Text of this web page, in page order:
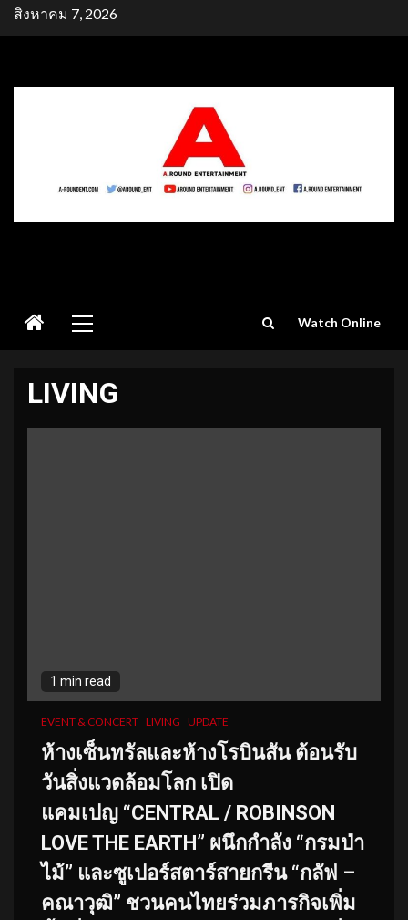
Skipสิงหาคม 7, 2026
Menu
Watch Online
LIVING
1 min read
EVENT & CONCERT LIVING UPDATE
ห้างเซ็นทรัลและห้างโรบินสัน ต้อนรับ
วันสิ่งแวดล้อมโลก เปิด
แคมเปญ “CENTRAL / ROBINSON
LOVE THE EARTH” ผนึกกำลัง “กรมป่า
ไม้” และซูเปอร์สตาร์สายกรีน “กลัฟ –
คณาวุฒิ” ชวนคนไทยร่วมภารกิจเพิ่ม